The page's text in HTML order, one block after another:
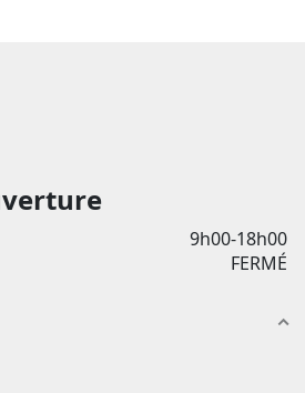
bio femme, polo bio homme, t-
s’adaptent à de
Flash Textile accompagne les
et structures qui souhaitent
permet d’adapter le
et à vos contraintes
9h00-18h00
FERMÉ